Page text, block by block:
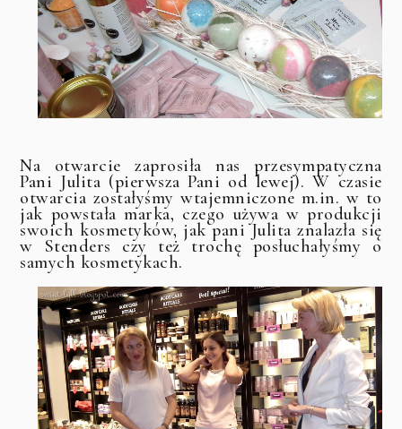
Na otwarcie zaprosiła nas przesympatyczna
Pani Julita (pierwsza Pani od lewej). W czasie
otwarcia zostałyśmy wtajemniczone m.in. w to
jak powstała marka, czego używa w produkcji
swoich kosmetyków, jak pani Julita znalazła się
w Stenders czy też trochę posłuchałyśmy o
samych kosmetykach.